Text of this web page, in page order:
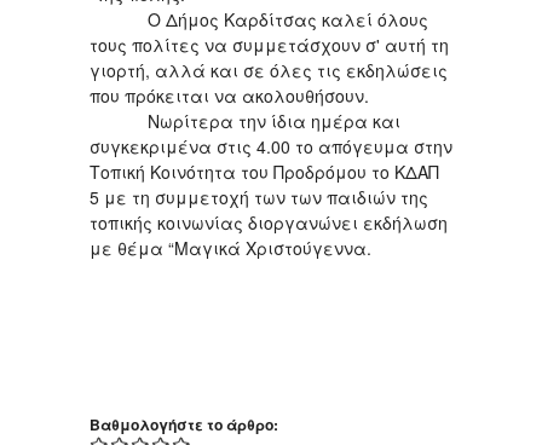
Ο Δήμος Καρδίτσας καλεί όλους
τους πολίτες να συμμετάσχουν σ' αυτή τη
γιορτή, αλλά και σε όλες τις εκδηλώσεις
που πρόκειται να ακολουθήσουν.
Νωρίτερα την ίδια ημέρα και
συγκεκριμένα στις 4.00 το απόγευμα στην
Τοπική Κοινότητα του Προδρόμου το ΚΔΑΠ
5 με τη συμμετοχή των των παιδιών της
τοπικής κοινωνίας διοργανώνει εκδήλωση
με θέμα “Μαγικά Χριστούγεννα.
Βαθμολογήστε το άρθρο: